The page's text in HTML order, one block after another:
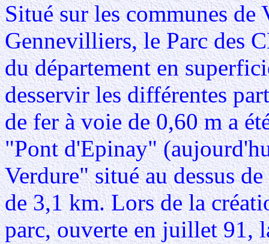
Situé sur les communes
Gennevilliers, le Parc des
du département en
desservir les différentes
de fer à voie de 0,60 m a
"Pont d'Epinay"
Verdure" situé au dessus
de 3,1 km. Lors de la
parc, ouverte en juillet 91,